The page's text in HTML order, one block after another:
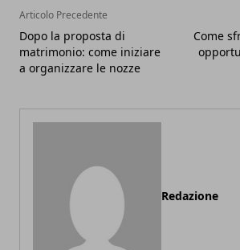
Articolo Precedente
Dopo la proposta di
matrimonio: come iniziare
a organizzare le nozze
Come
Redazione